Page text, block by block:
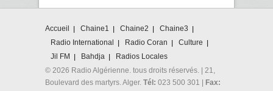
Accueil Chaine1 Chaine2
Chaine3
Radio International
Radio Coran
Culture
Jil FM
Bahdja
Radios Locales
© 2026 Radio Algérienne. tous droits réservés. | 21,
Boulevard des martyrs. Alger. Tél: 023 500 301 | Fax: